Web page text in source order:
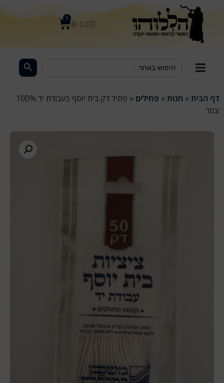
₪ 0.00
0
for:
דף הבית » חנות » פתילים »
פתיל דק בית יוסף בעבודת יד 100%
צמר